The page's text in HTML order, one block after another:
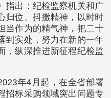
指出：纪检监察机关和广
归位、抖擞精神，以时时
当作为的精气神，把二十
到实处，努力在新的一年
，纵深推进新征程纪检监
年4月起，在全省部署
招标采购领域突出问题专